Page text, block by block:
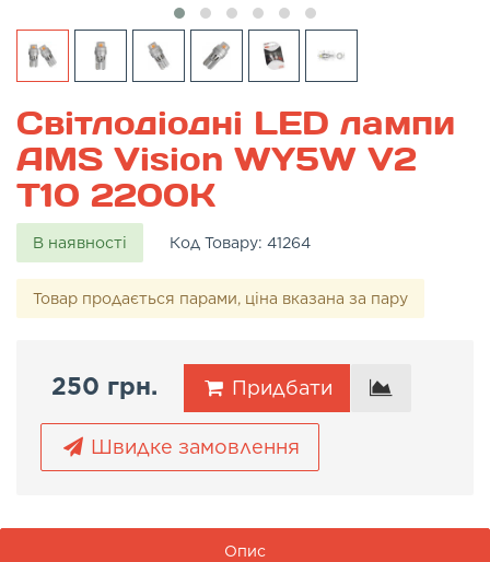
Світлодіодні LED лампи
AMS Vision WY5W V2
T10 2200K
В наявності Код Товару: 41264
Товар продається парами, ціна вказана за пару
250 грн. Придбати
Швидке замовлення
Опис